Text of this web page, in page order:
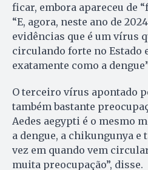
ficar, embora apareceu de
“E, agora, neste ano de
evidências que é um vírus
circulando forte no Estado
exatamente como a
O terceiro vírus apontado
também bastante
Aedes aegypti é o mesmo
a dengue, a chikungunya e
vez em quando vem
muita preocupação”, disse.